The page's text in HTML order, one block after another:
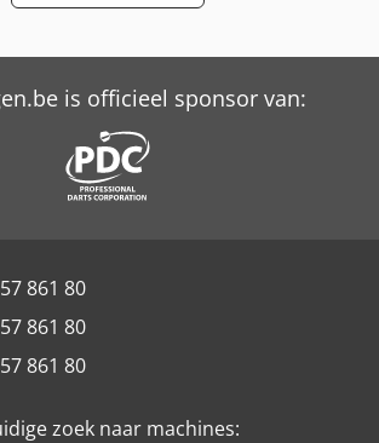
is officieel sponsor van:
861 80
861 80
861 80
zoek naar machines: